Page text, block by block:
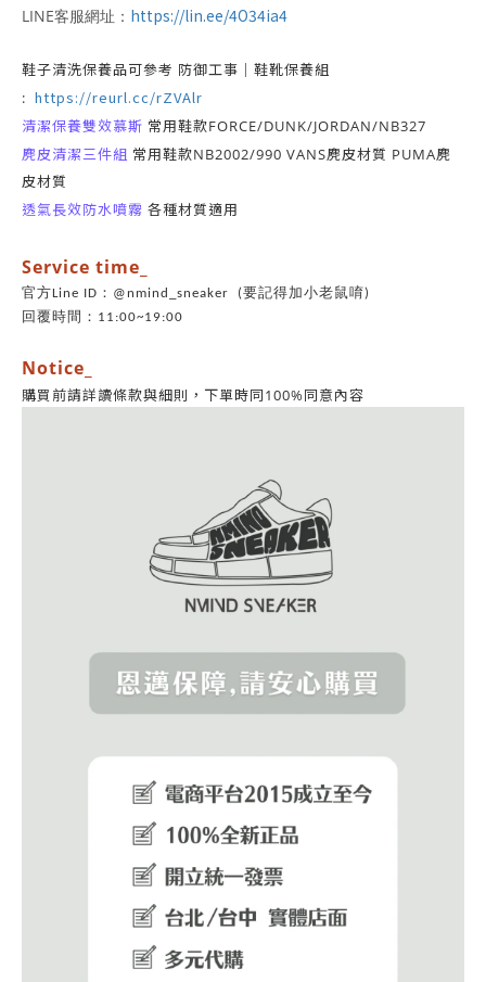
LINE客服網址： https://lin.ee/4O34ia4
鞋子清洗保養品可參考 防御工事｜鞋靴保養組
: https://reurl.cc/rZVAlr
清潔保養雙效慕斯 常用鞋款FORCE/DUNK/JORDAN/NB327
麂皮清潔三件組 常用鞋款NB2002/990 VANS麂皮材質 PUMA麂
皮材質
透氣長效防水噴霧 各種材質適用
Service time_
官方Line ID：@nmind_sneaker (要記得加小老鼠唷)
回覆時間：11:00~19:00
Notice_
購買前請詳讀條款與細則， 下單時同100%同意內容